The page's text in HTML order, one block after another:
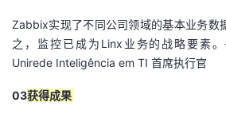
Zabbix实现了不同公司领域的基本业务数
之，监控已成为Linx业务的战略要素。
Unirede Inteligência em TI 首席执行官
03获得成果